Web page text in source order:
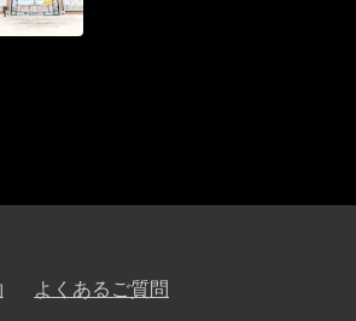
よくあるご質問